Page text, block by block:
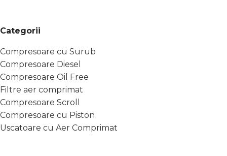
Categorii
Compresoare cu Surub
Compresoare Diesel
Compresoare Oil Free
Filtre aer comprimat
Compresoare Scroll
Compresoare cu Piston
Uscatoare cu Aer Comprimat